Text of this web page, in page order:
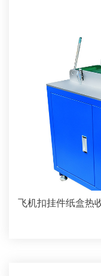
飞机扣挂件纸盒热